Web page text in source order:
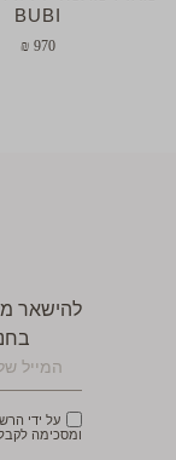
BUBI
₪ 970
להישאר
על ידי
ומסכימה לקבל